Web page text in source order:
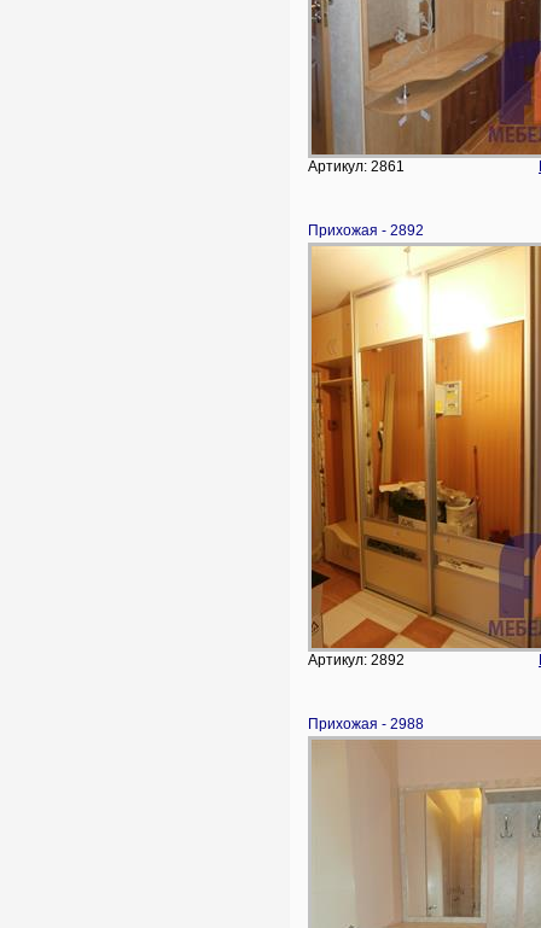
Артикул: 2861
Прихожая - 2892
Артикул: 2892
Прихожая - 2988